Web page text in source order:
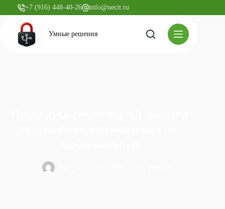
+7 (916) 448-40-26 info@necit.ru
Умные решения